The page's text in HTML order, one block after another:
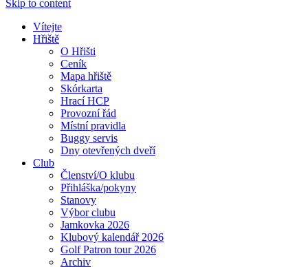
Skip to content
Vítejte
Hřiště
O Hřišti
Ceník
Mapa hřiště
Skórkarta
Hrací HCP
Provozní řád
Místní pravidla
Buggy servis
Dny otevřených dveří
Club
Členství/O klubu
Přihláška/pokyny
Stanovy
Výbor clubu
Jamkovka 2026
Klubový kalendář 2026
Golf Patron tour 2026
Archiv